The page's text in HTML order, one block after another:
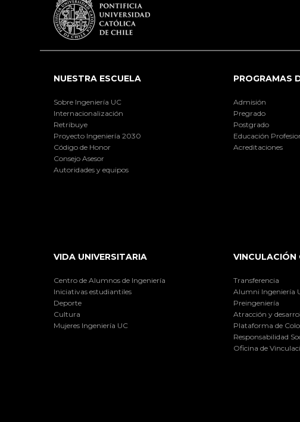
NUESTRA ESCUELA
Sobre Ingeniería UC
Internacionalización
Retribuye
Proyecto Ingeniería 2030
Código de Honor
Consejo Asesor
Autoridades y equipos
PROGRAMAS
Admisión
Pregrado
Postgrado
Educación
Acreditaciones
VIDA UNIVERSITARIA
Centro de Alumnos de Ingeniería
Iniciativas estudiantiles
Deporte
Cultura
Mujeres Ingeniería UC
VINCULACIÓN
Transferencia
Alumni Ingeniería
Preingeniería
Atracción y
Plataforma de
Responsabilidad
Oficina de